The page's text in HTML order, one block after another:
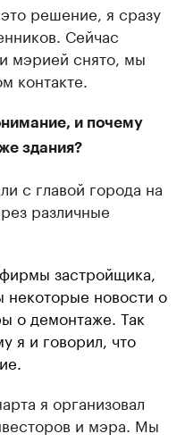
решение, я сразу
Сейчас
мэрией снято, мы
контакте.
и почему
здания?
с главой города на
различные
застройщика,
новости о
о демонтаже. Так
я и говорил, что
я организовал
и мэра. Мы